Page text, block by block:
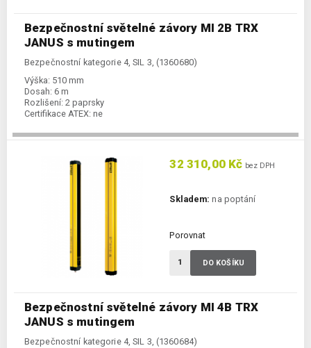
Bezpečnostní světelné závory MI 2B TRX
JANUS s mutingem
Bezpečnostní kategorie 4, SIL 3, (1360680)
Výška: 510 mm
Dosah: 6 m
Rozlišení: 2 paprsky
Certifikace ATEX: ne
Bezpečnostní světelné závory MI 4B TRX
JANUS s mutingem
Bezpečnostní kategorie 4, SIL 3, (1360684)
32 310,00 Kč bez DPH
Skladem: na poptání
Porovnat
DO KOŠÍKU